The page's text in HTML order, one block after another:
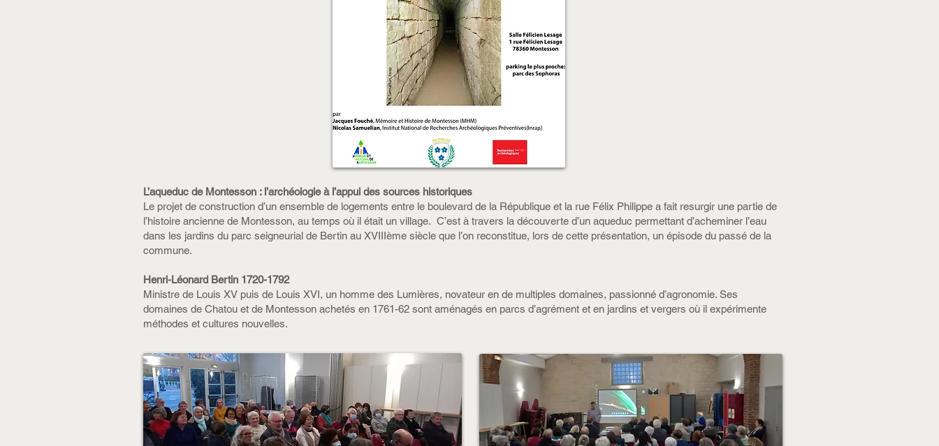
L’aqueduc de Montesson : l’archéologie à l’appui des sources historiques
Le projet de construction d’un ensemble de logements entre le boulevard de la République et la rue Félix Philippe a fait resurgir une partie de
l’histoire ancienne de Montesson, au temps où il était un village. C’est à travers la découverte d’un aqueduc permettant d’acheminer l’eau
dans les jardins du parc seigneurial de Bertin au XVIIIème siècle que l’on reconstitue, lors de cette présentation, un épisode du passé de la
commune.
Henri-Léonard Bertin 1720-1792
Ministre de Louis XV puis de Louis XVI, un homme des Lumières, novateur en de multiples domaines, passionné d’agronomie. Ses
domaines de Chatou et de Montesson achetés en 1761-62 sont aménagés en parcs d’agrément et en jardins et vergers où il expérimente
méthodes et cultures nouvelles.